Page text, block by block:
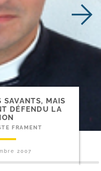
SAVANTS, MAIS
DÉFENDU LA
FRAMENT
2007